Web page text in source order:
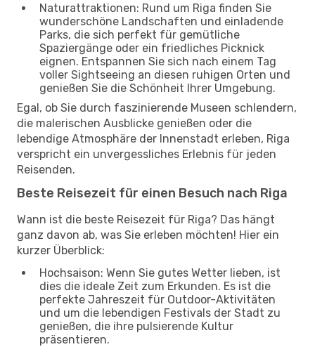
Naturattraktionen: Rund um Riga finden Sie
wunderschöne Landschaften und einladende
Parks, die sich perfekt für gemütliche
Spaziergänge oder ein friedliches Picknick
eignen. Entspannen Sie sich nach einem Tag
voller Sightseeing an diesen ruhigen Orten und
genießen Sie die Schönheit Ihrer Umgebung.
Egal, ob Sie durch faszinierende Museen schlendern,
die malerischen Ausblicke genießen oder die
lebendige Atmosphäre der Innenstadt erleben, Riga
verspricht ein unvergessliches Erlebnis für jeden
Reisenden.
Beste Reisezeit für einen Besuch nach Riga
Wann ist die beste Reisezeit für Riga? Das hängt
ganz davon ab, was Sie erleben möchten! Hier ein
kurzer Überblick:
Hochsaison: Wenn Sie gutes Wetter lieben, ist
dies die ideale Zeit zum Erkunden. Es ist die
perfekte Jahreszeit für Outdoor-Aktivitäten
und um die lebendigen Festivals der Stadt zu
genießen, die ihre pulsierende Kultur
präsentieren.